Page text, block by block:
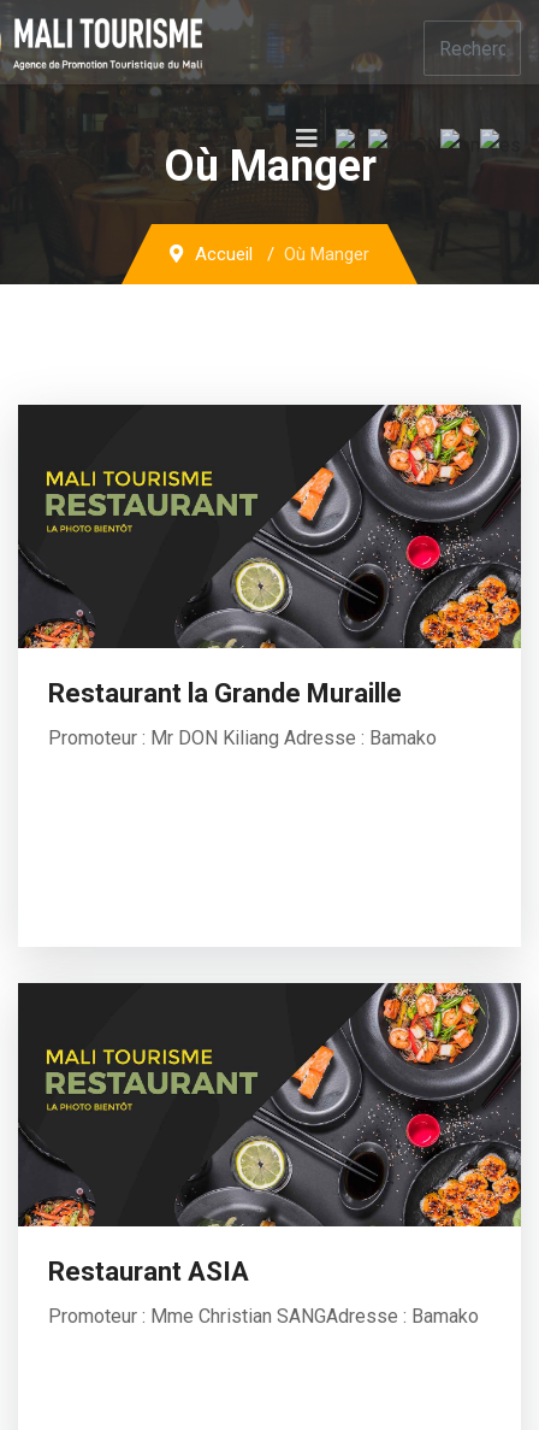
Où Manger
Accueil Où Manger
Restaurant la Grande Muraille
Promoteur : Mr DON Kiliang Adresse : Bamako
Restaurant ASIA
Promoteur : Mme Christian SANGAdresse : Bamako